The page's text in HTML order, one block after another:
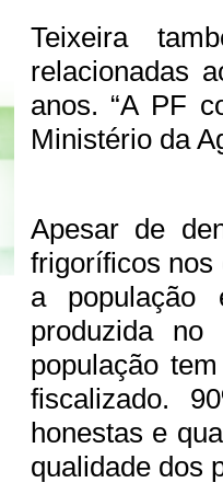
Teixeira
relacionadas
anos. “A PF
Ministério da
Apesar de
frigoríficos nos
a população
produzida
população
fiscalizado.
honestas e
qualidade dos